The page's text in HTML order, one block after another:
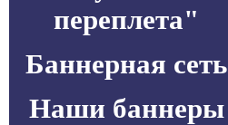
переплета"
Баннерная сеть
Наши баннеры